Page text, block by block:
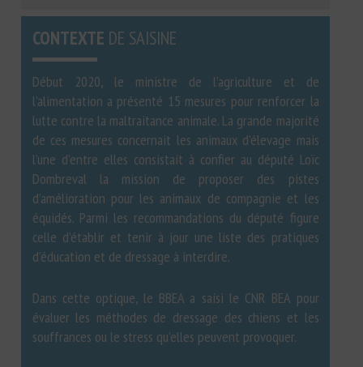
CONTEXTE DE SAISINE
Début 2020, le ministre de l’agriculture et de
l’alimentation a présenté 15 mesures pour renforcer la
lutte contre la maltraitance animale. La grande majorité
de ces mesures concernait les animaux d’élevage mais
l’une d’entre elles consistait à confier au député Loïc
Dombreval la mission de proposer des pistes
d’amélioration pour les animaux de compagnie et les
équidés. Parmi les recommandations du député figure
celle d’établir et tenir à jour une liste des pratiques
d’éducation et de dressage à interdire.
Dans cette optique, le BBEA a saisi le CNR BEA pour
évaluer les méthodes de dressage des chiens et les
souffrances ou le stress qu’elles peuvent provoquer.